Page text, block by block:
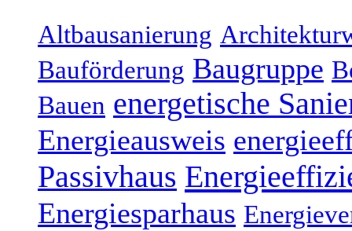
Altbausanierung
Bauförderung Baugruppe
Bauen energetische
Energieausweis
Passivhaus
Energiesparhaus